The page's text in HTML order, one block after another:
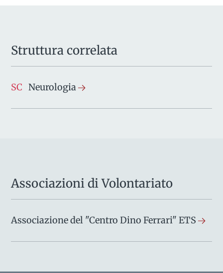
Struttura correlata
SC Neurologia
Associazioni di Volontariato
Associazione del "Centro Dino Ferrari" ETS